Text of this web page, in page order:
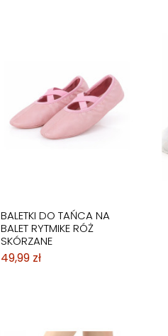
BALETKI DO TAŃCA NA
BALET RYTMIKE RÓŻ
SKÓRZANE
49,99 zł